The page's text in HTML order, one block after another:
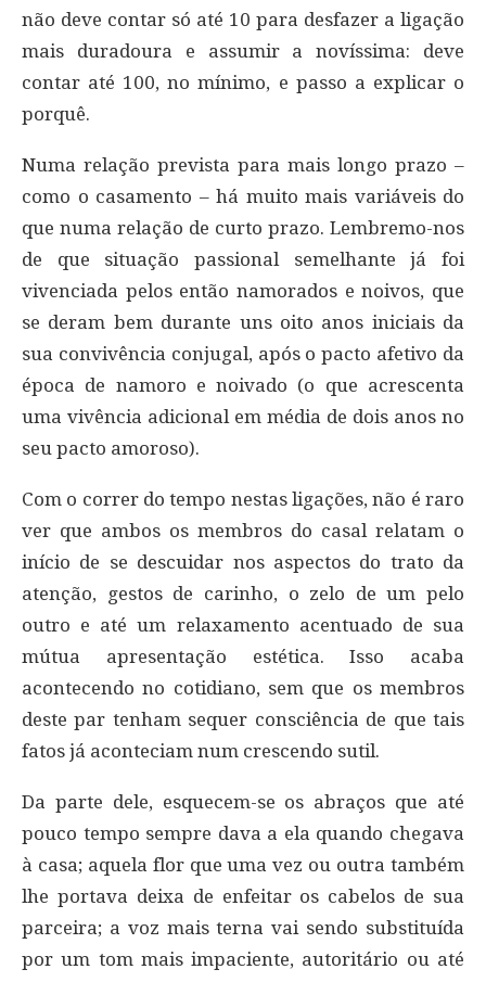
não deve contar só até 10 para desfazer a ligação
mais duradoura e assumir a novíssima: deve
contar até 100, no mínimo, e passo a explicar o
porquê.
Numa relação prevista para mais longo prazo –
como o casamento – há muito mais variáveis do
que numa relação de curto prazo. Lembremo-nos
de que situação passional semelhante já foi
vivenciada pelos então namorados e noivos, que
se deram bem durante uns oito anos iniciais da
sua convivência conjugal, após o pacto afetivo da
época de namoro e noivado (o que acrescenta
uma vivência adicional em média de dois anos no
seu pacto amoroso).
Com o correr do tempo nestas ligações, não é raro
ver que ambos os membros do casal relatam o
início de se descuidar nos aspectos do trato da
atenção, gestos de carinho, o zelo de um pelo
outro e até um relaxamento acentuado de sua
mútua apresentação estética. Isso acaba
acontecendo no cotidiano, sem que os membros
deste par tenham sequer consciência de que tais
fatos já aconteciam num crescendo sutil.
Da parte dele, esquecem-se os abraços que até
pouco tempo sempre dava a ela quando chegava
à casa; aquela flor que uma vez ou outra também
lhe portava deixa de enfeitar os cabelos de sua
parceira; a voz mais terna vai sendo substituída
por um tom mais impaciente, autoritário ou até